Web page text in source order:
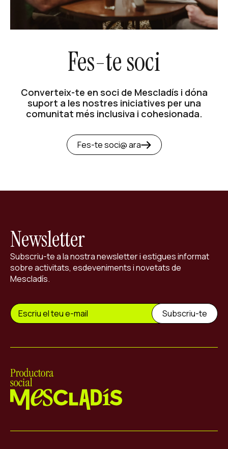
Fes-te soci
Converteix-te en soci de Mescladís i dóna
suport a les nostres iniciatives per una
comunitat més inclusiva i cohesionada.
Fes-te soci@ ara
Newsletter
Subscriu-te a la nostra newsletter i estigues informat
sobre activitats, esdeveniments i novetats de
Mescladís.